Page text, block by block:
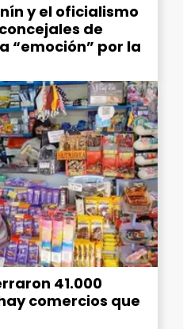
y el oficialismo
de
“emoción” por la
41.000
comercios que